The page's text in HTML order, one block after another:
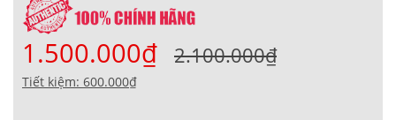
1.500.000₫ 2.100.000₫
Tiết kiệm: 600.000₫